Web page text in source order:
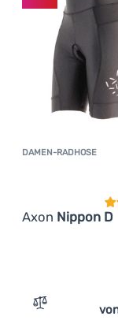
DAMEN-RADHOSE
Axon Nippon D
Zum